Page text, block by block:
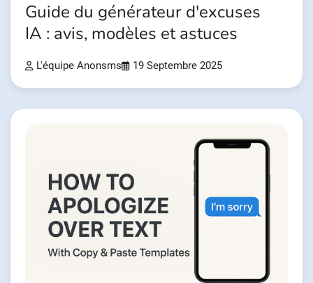
Guide du générateur d'excuses
IA : avis, modèles et astuces
L'équipe Anonsms 19 Septembre 2025